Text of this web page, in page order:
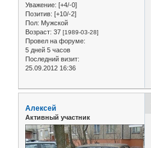
Уважение: [+4/-0]
Позитив: [+10/-2]
Пол: Мужской
Возраст: 37 [1989-03-28]
Провел на форуме:
5 дней 5 часов
Последний визит:
25.09.2012 16:36
Алексей
Активный участник